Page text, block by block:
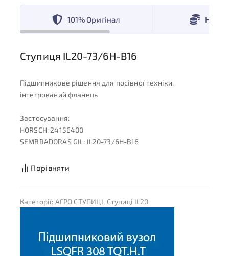
101% Оригінал
Ступиця IL20-73/6H-B16
Підшипникове рішення для посівної техніки,
інтегрований фланець
Застосування:
HORSCH: 24156400
SEMBRADORAS GIL: IL20-73/6H-B16
Порівняти
Категорії: АГРО СТУПИЦІ, Ступиці IL20